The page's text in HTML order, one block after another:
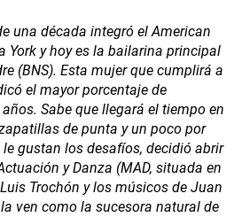
una década integró el American
York y hoy es la bailarina principal
(BNS). Esta mujer que cumplirá a
el mayor porcentaje de
Sabe que llegará el tiempo en
de punta y un poco por
gustan los desafíos, decidió abrir
y Danza (MAD, situada en
Trochón y los músicos de Juan
ven como la sucesora natural de